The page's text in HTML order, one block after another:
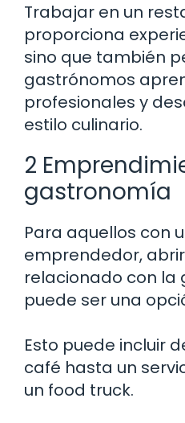
Trabajar en un
proporciona
sino que también
gastrónomos
profesionales y
estilo culinario.
2
gastronomía
Para aquellos con
emprendedor,
relacionado con la
puede ser una
Esto puede incluir
café hasta un
un food truck.